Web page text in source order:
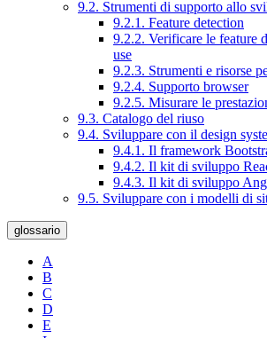
9.2. Strumenti di supporto allo
9.2.1. Feature detection
9.2.2. Verificare le feature
use
9.2.3. Strumenti e risorse
9.2.4. Supporto browser
9.2.5. Misurare le
9.3. Catalogo del riuso
9.4. Sviluppare con il design
9.4.1. Il framework
9.4.2. Il kit di sviluppo
9.4.3. Il kit di sviluppo
9.5. Sviluppare con i modelli di
glossario
A
B
C
D
E